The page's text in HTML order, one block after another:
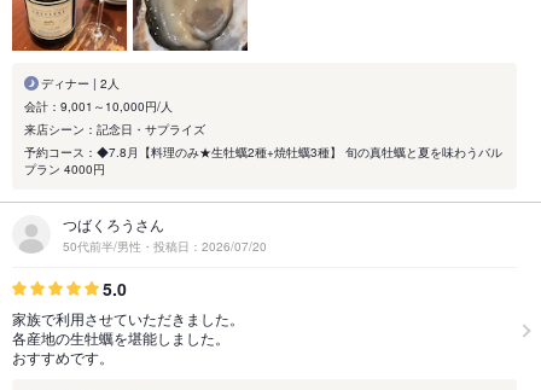
ディナー | 2人
会計：9,001～10,000円/人
来店シーン：記念日・サプライズ
予約コース：◆7.8月【料理のみ★生牡蠣2種+焼牡蠣3種】 旬の真牡蠣と夏を味わうバル
プラン 4000円
つばくろうさん
50代前半/男性・投稿日：2026/07/20
5.0
家族で利用させていただきました。
各産地の生牡蠣を堪能しました。
おすすめです。